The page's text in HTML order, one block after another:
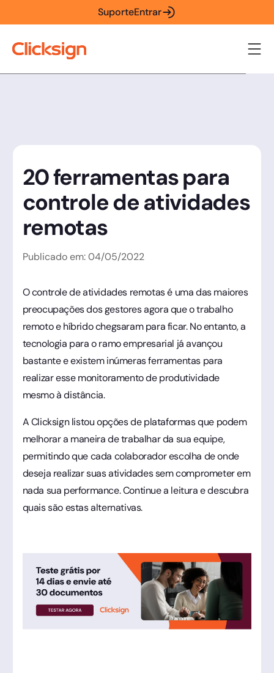
SuporteEntrar
20 ferramentas para
controle de atividades
remotas
Publicado em: 04/05/2022
O controle de atividades remotas é uma das maiores
preocupações dos gestores agora que o trabalho
remoto e híbrido chegsaram para ficar. No entanto, a
tecnologia para o ramo empresarial já avançou
bastante e existem inúmeras ferramentas para
realizar esse monitoramento de produtividade
mesmo à distância.
A Clicksign listou opções de plataformas que podem
melhorar a maneira de trabalhar da sua equipe,
permitindo que cada colaborador escolha de onde
deseja realizar suas atividades sem comprometer em
nada sua performance. Continue a leitura e descubra
quais são estas alternativas.